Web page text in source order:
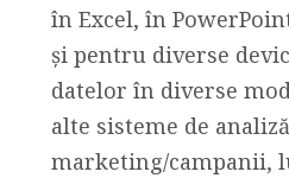
în Excel, în
și pentru diverse
datelor în diverse
alte sisteme de
marketing/campanii,